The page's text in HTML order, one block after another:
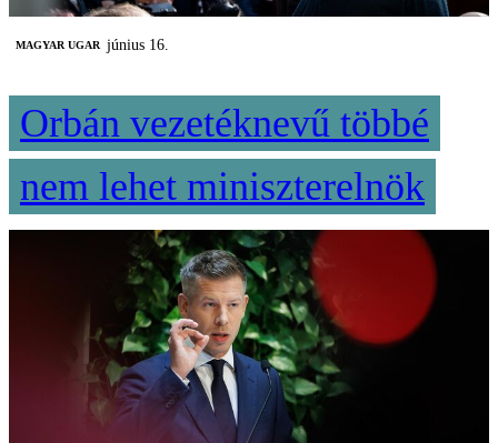
MAGYAR UGAR június 16.
Orbán vezetéknevű többé
nem lehet miniszterelnök